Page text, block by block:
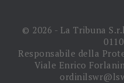
© 2026 - La Tribuna
Responsabile della
Viale Enrico